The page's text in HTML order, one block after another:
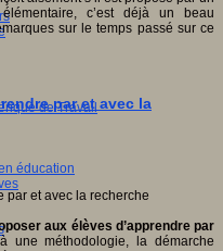
de Travail
éducation
c’est déjà un beau
sur le temps passé sur ce
par et avec la
aux élèves d’apprendre par
méthodologie, la démarche